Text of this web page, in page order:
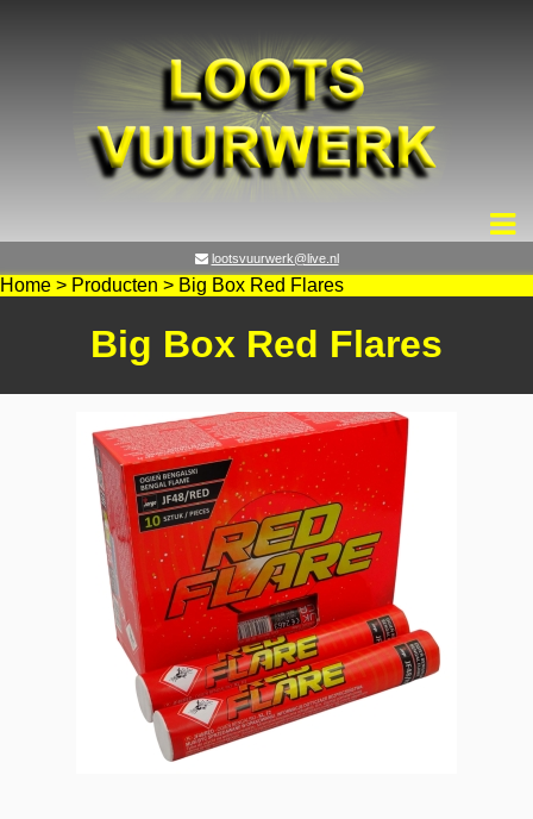
lootsvuurwerk@live.nl
Home > Producten > Big Box Red Flares
Big Box Red Flares